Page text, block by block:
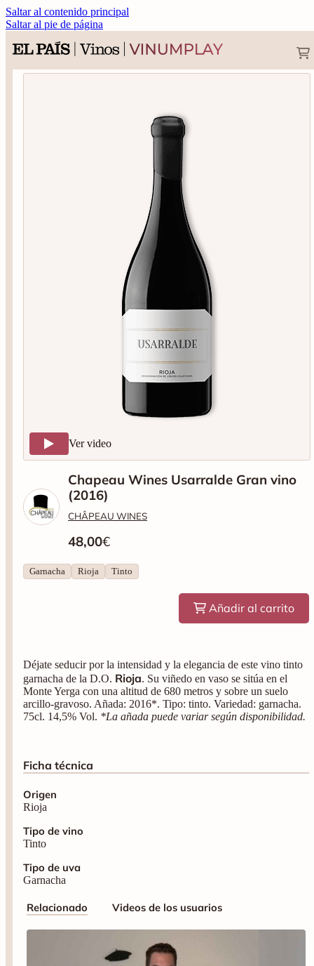
Saltar al contenido principal
Saltar al pie de página
Ver video
Chapeau Wines Usarralde Gran vino
(2016)
CHÂPEAU WINES
48,00€
Garnacha Rioja Tinto
Añadir al carrito
Déjate seducir por la intensidad y la elegancia de este vino tinto
garnacha de la D.O. Rioja. Su viñedo en vaso se sitúa en el
Monte Yerga con una altitud de 680 metros y sobre un suelo
arcillo-gravoso. Añada: 2016*. Tipo: tinto. Variedad: garnacha.
75cl. 14,5% Vol. *La añada puede variar según disponibilidad.
Ficha técnica
Origen
Rioja
Tipo de vino
Tinto
Tipo de uva
Garnacha
Relacionado Videos de los usuarios